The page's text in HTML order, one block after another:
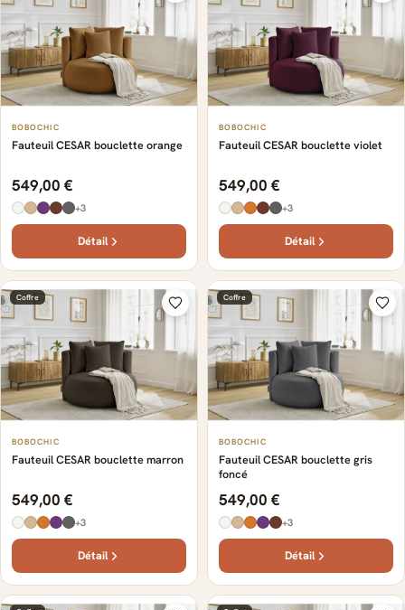
BOBOCHIC
Fauteuil CESAR bouclette orange
549,00 €
+3
Détail
BOBOCHIC
Fauteuil CESAR bouclette violet
549,00 €
+3
Détail
Coffre
BOBOCHIC
Fauteuil CESAR bouclette marron
549,00 €
+3
Détail
Coffre
BOBOCHIC
Fauteuil CESAR bouclette gris
foncé
549,00 €
+3
Détail